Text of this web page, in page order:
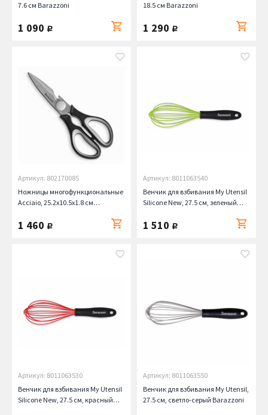
7.6 см Barazzoni
1 090 руб.
18.5 см Barazzoni
1 290 руб.
Артикул: 802170085
Ножницы многофункциональные
Acciaio, 25.2х10.5х1.8 см
1 460 руб.
Артикул: 8011063540
Венчик для взбивания My Utensil
Silicone New, 27.5 см, зеленый
1 510 руб.
Артикул: 8011063530
Венчик для взбивания My Utensil
Silicone New, 27.5 см, красный
Артикул: 8011063550
Венчик для взбивания My Utensil,
27.5 см, светло-серый Barazzoni